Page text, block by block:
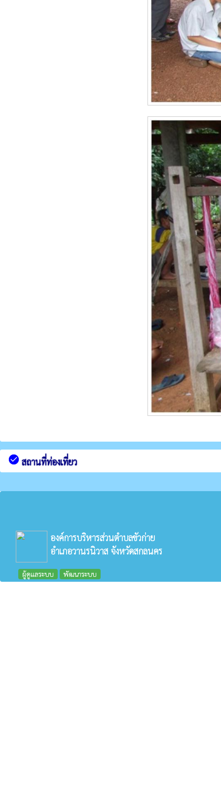
check_circle สถานที่ท่องเที่ยว
องค์การบริหารส่วนตำบลขัวก่าย
อำเภอวานรนิวาส จังหวัดสกลนคร
ผู้ดูแลระบบ พัฒนาระบบ